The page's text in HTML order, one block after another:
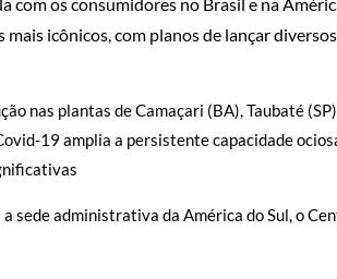
mais icônicos, com planos de lançar
nas plantas de Camaçari (BA), Taubaté
19 amplia a persistente capacidade
sede administrativa da América do Sul, o